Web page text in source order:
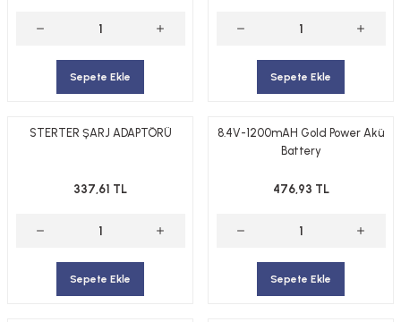
Sepete Ekle Sepete Ekle
STERTER ŞARJ ADAPTÖRÜ
337,61 TL
Sepete Ekle
8.4V-1200mAH Gold Power Akü
Battery
476,93 TL
Sepete Ekle